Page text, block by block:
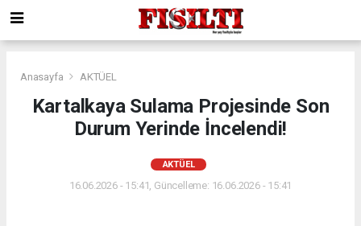
Anasayfa AKTÜEL
Kartalkaya Sulama Projesinde Son
Durum Yerinde İncelendi!
AKTÜEL
16.06.2026 - 15:41, Güncelleme: 16.06.2026 - 15:41